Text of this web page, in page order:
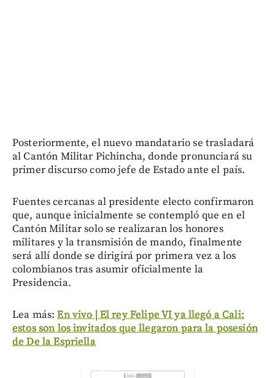
Posteriormente, el nuevo mandatario se trasladará
al Cantón Militar Pichincha, donde pronunciará su
primer discurso como jefe de Estado ante el país.
Fuentes cercanas al presidente electo confirmaron
que, aunque inicialmente se contempló que en el
Cantón Militar solo se realizaran los honores
militares y la transmisión de mando, finalmente
será allí donde se dirigirá por primera vez a los
colombianos tras asumir oficialmente la
Presidencia.
Lea más:En vivo | El rey Felipe VI ya llegó a Cali:
estos son los invitados que llegaron para la posesión
de De la Espriella